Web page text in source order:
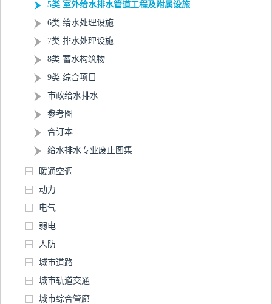
5类 室外给水排水管道工程及附属设施
6类 给水处理设施
7类 排水处理设施
8类 蓄水构筑物
9类 综合项目
市政给水排水
参考图
合订本
给水排水专业废止图集
暖通空调
动力
电气
弱电
人防
城市道路
城市轨道交通
城市综合管廊